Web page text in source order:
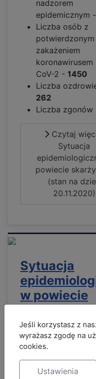
nadzorem
epidemicznym -
Liczba osób z
potwierdzonym
zakażeniem
koronawirusem
CoV-2 - 1450
Liczba
262
Liczba zgonów
Czytaj
Sytuacja
powiecie
(stan na
20.11.2020)
Sytuacja
w powiecie
na dzień
19.11.2020)
Autor:Jolanta
Jeśli korzystasz z
wyrażasz zgodę na
cookies.
Ustawienia